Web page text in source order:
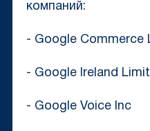
компаний:
- Google Commerce
- Google Ireland
- Google Voice Inc